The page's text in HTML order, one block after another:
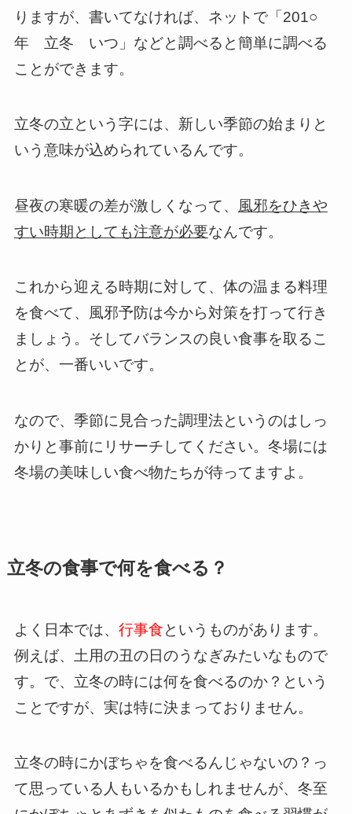
りますが、書いてなければ、ネットで「201○
年 立冬 いつ」などと調べると簡単に調べる
ことができます。
立冬の立という字には、新しい季節の始まりと
いう意味が込められているんです。
昼夜の寒暖の差が激しくなって、 風邪をひきや
すい時期としても注意が必要なんです。
これから迎える時期に対して、体の温まる料理
を食べて、風邪予防は今から対策を打って行き
ましょう。そしてバランスの良い食事を取るこ
とが、一番いいです。
なので、季節に見合った調理法というのはしっ
かりと事前にリサーチしてください。冬場には
冬場の美味しい食べ物たちが待ってますよ。
立冬の食事で何を食べる？
よく日本では、 行事食というものがあります。
例えば、土用の丑の日のうなぎみたいなもので
す。で、立冬の時には何を食べるのか？という
ことですが、実は特に決まっておりません。
立冬の時にかぼちゃを食べるんじゃないの？っ
て思っている人もいるかもしれませんが、冬至